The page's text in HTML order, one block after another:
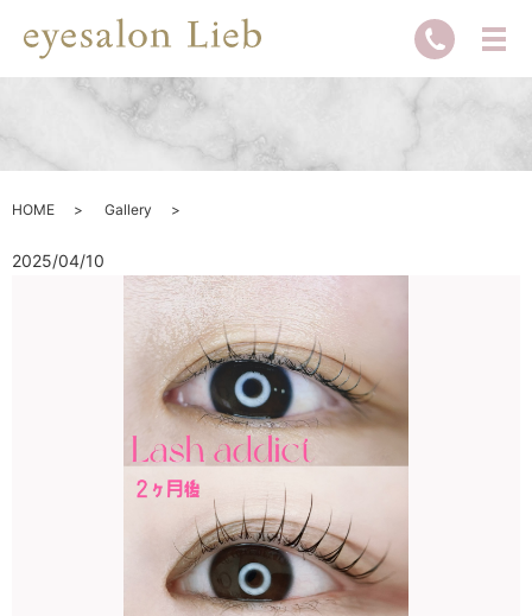
HOME Gallery
2025/04/10